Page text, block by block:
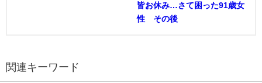
皆お休み…さて困った91歳女
性 その後
関連キーワード